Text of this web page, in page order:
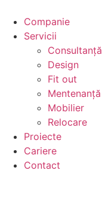
conținut
Companie
Servicii
Consultanță
Design
Fit out
Mentenanță
Mobilier
Relocare
Proiecte
Cariere
Contact